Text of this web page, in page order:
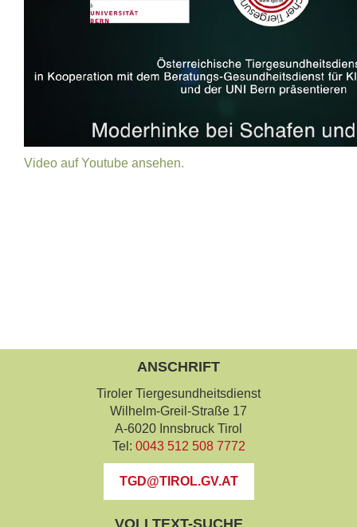
Video auf Youtube ansehen.
ANSCHRIFT
Tiroler Tiergesundheitsdienst
Wilhelm-Greil-Straße 17
A-6020 Innsbruck Tirol
Tel: 0043 512 508 7772
TGD@TIROL.GV.AT
VOLLTEXT-SUCHE